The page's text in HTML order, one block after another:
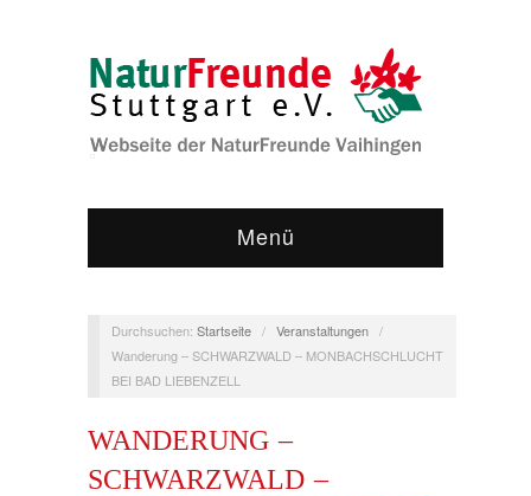
Menü
Durchsuchen: Startseite / Veranstaltungen /
Wanderung – SCHWARZWALD – MONBACHSCHLUCHT
BEI BAD LIEBENZELL
WANDERUNG –
SCHWARZWALD –